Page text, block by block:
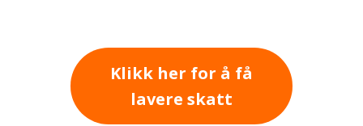
Klikk her for å få
lavere skatt